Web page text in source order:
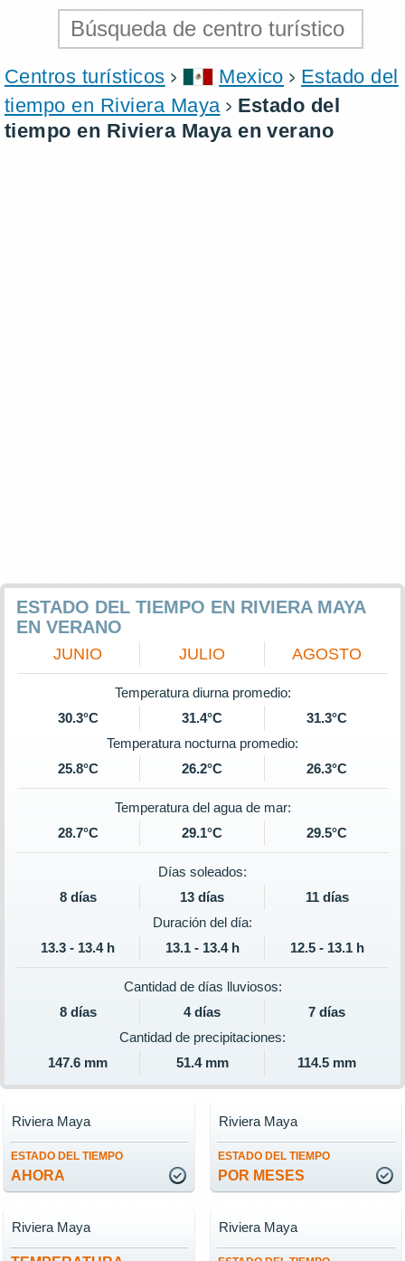
Centros turísticos Mexico
Estado del
tiempo en Riviera Maya
Estado del
tiempo en Riviera Maya en verano
ESTADO DEL TIEMPO EN RIVIERA MAYA
EN VERANO
JUNIO JULIO AGOSTO
Temperatura diurna promedio:
30.3°C
31.4°C
31.3°C
Temperatura nocturna promedio:
25.8°C
26.2°C 26.3°C
Temperatura del agua de mar:
28.7°C
29.1°C 29.5°C
Días soleados:
8 días
13 días
11 días
Duración del día:
13.3 - 13.4 h
13.1 - 13.4 h 12.5 - 13.1 h
Cantidad de días lluviosos:
8 días
4 días
7 días
Cantidad de precipitaciones:
147.6 mm
51.4 mm 114.5 mm
ESTADO DEL TIEMPO
AHORA
Riviera Maya
ESTADO DEL TIEMPO
POR MESES
Riviera Maya
Riviera Maya Riviera Maya